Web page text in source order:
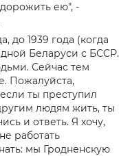
ею", -
до 1939 года (когда
Беларуси с БССР.
Сейчас тем
Пожалуйста,
ты преступил
людям жить, ты
и ответь. Я хочу,
работать
мы Гродненскую